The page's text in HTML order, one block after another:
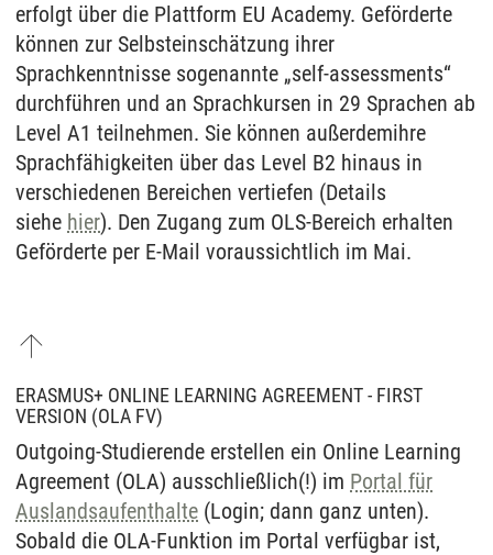
erfolgt über die Plattform EU Academy. Geförderte
können zur Selbsteinschätzung ihrer
Sprachkenntnisse sogenannte „self-assessments“
durchführen und an Sprachkursen in 29 Sprachen ab
Level A1 teilnehmen. Sie können außerdemihre
Sprachfähigkeiten über das Level B2 hinaus in
verschiedenen Bereichen vertiefen (Details
siehe hier). Den Zugang zum OLS-Bereich erhalten
Geförderte per E-Mail voraussichtlich im Mai.
ERASMUS+ ONLINE LEARNING AGREEMENT - FIRST
VERSION (OLA FV)
Outgoing-Studierende erstellen ein Online Learning
Agreement (OLA) ausschließlich(!) im Portal für
Auslandsaufenthalte (Login; dann ganz unten).
Sobald die OLA-Funktion im Portal verfügbar ist,